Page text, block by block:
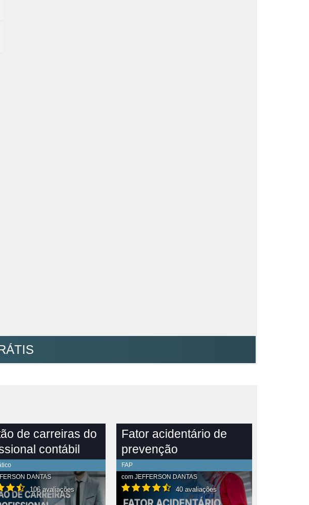
de carreiras do
contábil
DANTAS
106 avaliações
Fator acidentário de
prevenção
FAP
comJEFFERSON DANTAS
40 avaliações